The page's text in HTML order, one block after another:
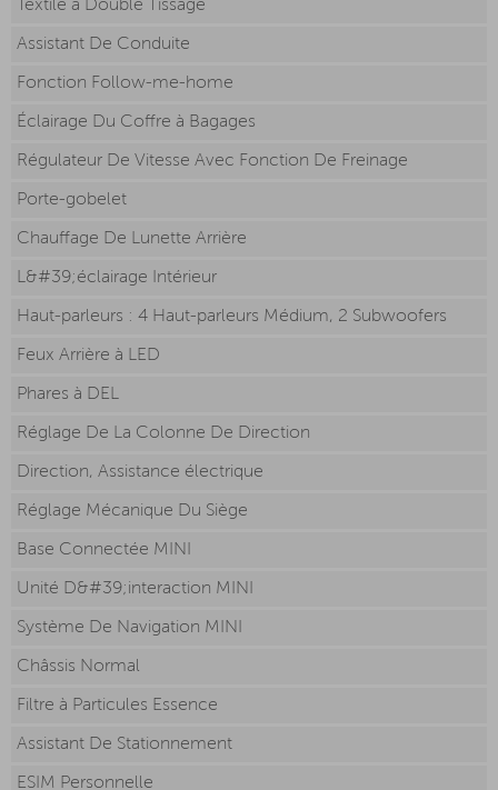
Textile à Double Tissage
Assistant De Conduite
Fonction Follow-me-home
Éclairage Du Coffre à Bagages
Régulateur De Vitesse Avec Fonction De Freinage
Porte-gobelet
Chauffage De Lunette Arrière
L&#39;éclairage Intérieur
Haut-parleurs : 4 Haut-parleurs Médium, 2 Subwoofers
Feux Arrière à LED
Phares à DEL
Réglage De La Colonne De Direction
Direction, Assistance électrique
Réglage Mécanique Du Siège
Base Connectée MINI
Unité D&#39;interaction MINI
Système De Navigation MINI
Châssis Normal
Filtre à Particules Essence
Assistant De Stationnement
ESIM Personnelle